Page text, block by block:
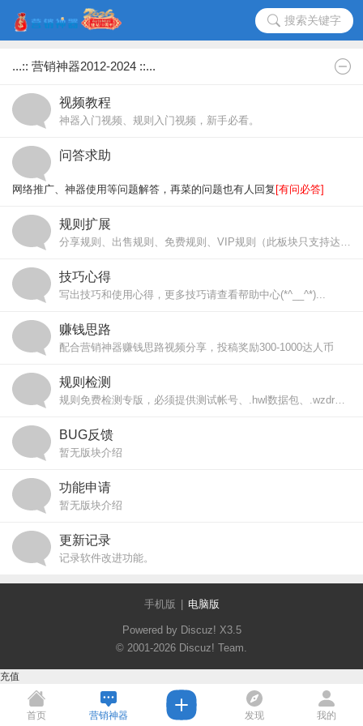
搜索关键字
...:: 营销神器2012-2024 ::...
视频教程
神器入门视频、规则入门视频，新手必看。
问答求助
网络推广、神器使用等问题解答，再菜的问题也有人回复 [有问必答]
提问√ 规则扩展
分享规则、出售规则、免费规则、VIP规则（此板块只支持达人币交易）
技巧心得
写出技巧和使用心得，更多技巧请查看帮助中心(*^__^*)...
赚钱思路
配合营销神器赚钱思路视频分享，投稿奖励300-1000达人币
规则检测
规则免费检测专版，必须提供测试帐号、.hwl数据包、.wzdr规则 （否则可能无准确答复）
BUG反馈
暂无版块介绍
功能申请
暂无版块介绍
更新记录
记录软件改进功能。
手机版 电脑版
Powered by Discuz! X3.5
© 2001-2026 Discuz! Team.
充值
首页 营销神器 发现 我的